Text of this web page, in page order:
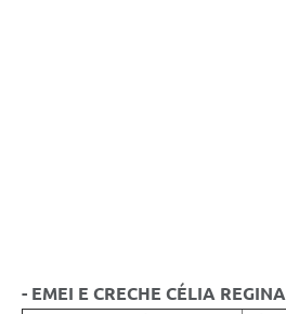
- EMEI E CRECHE CÉLIA